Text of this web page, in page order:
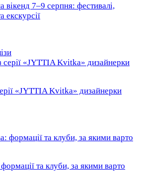
7–9 серпня: фестивалі,
екскурсії
«JYTTIA Kvitka» дизайнерки
та клуби, за якими варто